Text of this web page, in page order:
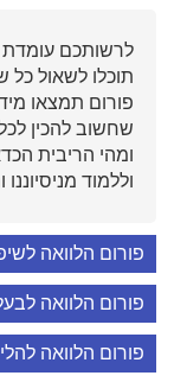
לרשותכם
תוכלו לשאול כל
פורום תמצאו
שחשוב להכין
ומהי הריבית
וללמוד מניסיוננו
פורום הלוואה
פורום הלוואה
פורום הלוואה